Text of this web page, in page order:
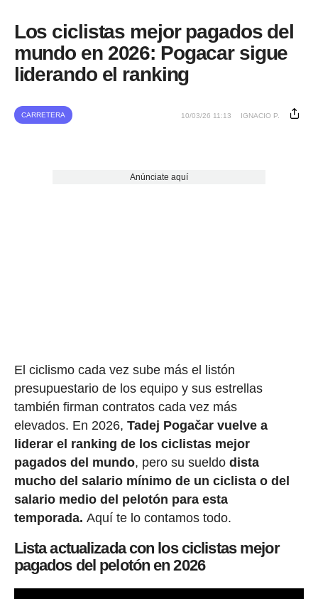
Los ciclistas mejor pagados del
mundo en 2026: Pogacar sigue
liderando el ranking
CARRETERA 10/03/26 11:13 IGNACIO P.
Anúnciate aquí
El ciclismo cada vez sube más el listón
presupuestario de los equipo y sus estrellas
también firman contratos cada vez más
elevados. En 2026, Tadej Pogačar vuelve a
liderar el ranking de los ciclistas mejor
pagados del mundo, pero su sueldo dista
mucho del salario mínimo de un ciclista o del
salario medio del pelotón para esta
temporada. Aquí te lo contamos todo.
Lista actualizada con los ciclistas mejor
pagados del pelotón en 2026